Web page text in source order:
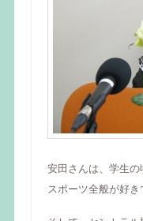
安田さんは、学生の
スポーツ全般が好き